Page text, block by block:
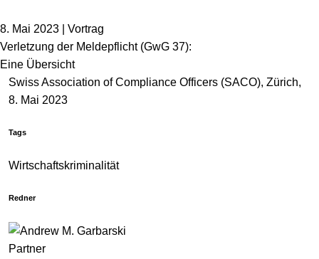
8. Mai 2023 | Vortrag
Verletzung der Meldepflicht (GwG 37):
Eine Übersicht
Swiss Association of Compliance Officers (SACO), Zürich,
8. Mai 2023
Tags
Wirtschaftskriminalität
Redner
Partner